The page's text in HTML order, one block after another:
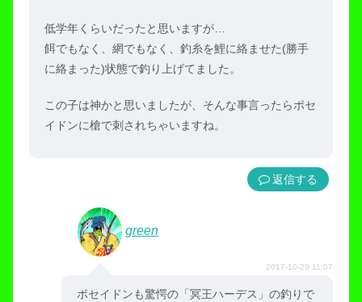
低学年くらいだったと思いますが…
餌でもなく、網でもなく、釣糸を鯉に絡ませた(勝手
に絡まった)状態で釣り上げてました。
この子は神かと思いましたが、そんな事言ったらポセ
イドンに槍で刺されちゃいますね。
返信
green
2017-10-29 11:07
ポセイドンも驚愕の「冥王ハーデス」の釣りで